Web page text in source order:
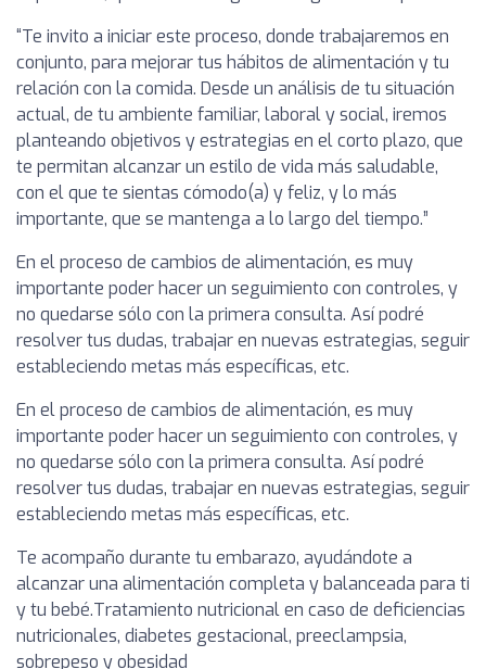
“Te invito a iniciar este proceso, donde trabajaremos en
conjunto, para mejorar tus hábitos de alimentación y tu
relación con la comida. Desde un análisis de tu situación
actual, de tu ambiente familiar, laboral y social, iremos
planteando objetivos y estrategias en el corto plazo, que
te permitan alcanzar un estilo de vida más saludable,
con el que te sientas cómodo(a) y feliz, y lo más
importante, que se mantenga a lo largo del tiempo.”
En el proceso de cambios de alimentación, es muy
importante poder hacer un seguimiento con controles, y
no quedarse sólo con la primera consulta. Así podré
resolver tus dudas, trabajar en nuevas estrategias, seguir
estableciendo metas más específicas, etc.
En el proceso de cambios de alimentación, es muy
importante poder hacer un seguimiento con controles, y
no quedarse sólo con la primera consulta. Así podré
resolver tus dudas, trabajar en nuevas estrategias, seguir
estableciendo metas más específicas, etc.
Te acompaño durante tu embarazo, ayudándote a
alcanzar una alimentación completa y balanceada para ti
y tu bebé.Tratamiento nutricional en caso de deficiencias
nutricionales, diabetes gestacional, preeclampsia,
sobrepeso y obesidad